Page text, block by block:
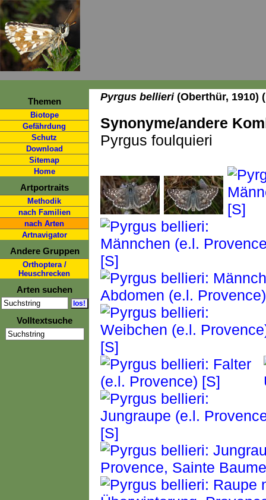
Themen
Biotope
Gefährdung
Schutz
Download
Sitemap
Home
Artportraits
Methodik
nach Familien
nach Arten
Artnavigator
Andere Gruppen
Orthoptera /
Heuschrecken
Arten suchen
Volltextsuche
Pyrgus bellieri(Oberthür, 1910)
Synonyme/andere
Pyrgus foulquieri